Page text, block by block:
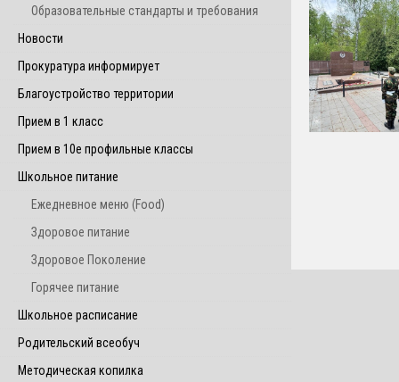
Образовательные стандарты и требования
Новости
Прокуратура информирует
Благоустройство территории
Прием в 1 класс
Прием в 10е профильные классы
Школьное питание
Ежедневное меню (Food)
Здоровое питание
Здоровое Поколение
Горячее питание
Школьное расписание
Родительский всеобуч
Методическая копилка